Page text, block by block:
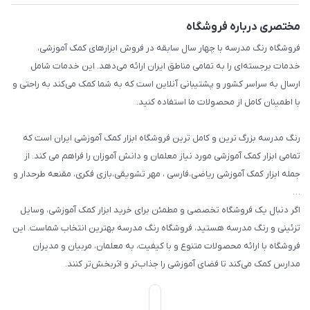
بازی و نمایش
تزئین کلاس
طرح های تشویقی
گیفت ها و جوایز
سایر محصولات
مختصری درباره فروشگاه
فروشگاه رنگ مدرسه با چهار سال سابقه در فروش ابزارهای کمک آموزشی،
خدمات برجسته‌ای را به تمامی مناطق ایران ارائه می‌دهد. این خدمات شامل
ارسال به سراسر کشور و پشتیبانی آنلاین است که به شما کمک می‌کند به راحتی و
با اطمینان کامل از محصولات ما استفاده کنید.
رنگ مدرسه بزرگ ترین و کامل ترین فروشگاه ابزار کمک آموزشی ایران است که
تمامی ابزار کمک آموزشی مورد نیاز معلمان و دانش آموزان را فراهم می کند. از
جمله ابزار کمک آموزشی ریاضی،فارسی ، مهر تشویقی،بازی فکری، مقنعه طرحدار و
…
اگر دنبال یک فروشگاه تخصصی و مطمئن برای خرید ابزار کمک آموزشی، وسایل
تزئینی و رنگ مدرسه هستید، فروشگاه رنگ مدرسه بهترین انتخاب شماست. این
فروشگاه با ارائه محصولات متنوع و با کیفیت، به معلمان، مربیان و مدیران
مدارس کمک می‌کند تا فضای آموزشی را جذاب‌تر و اثربخش‌تر کنند.